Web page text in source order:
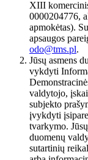
XIII
0000204776,
apmokėtas).
apsaugos
odo@tms.pl.
Jūsų asmens
vykdyti
valdytojo,
subjekto
įvykdyti
tvarkymo.
duomenų
sutartinių